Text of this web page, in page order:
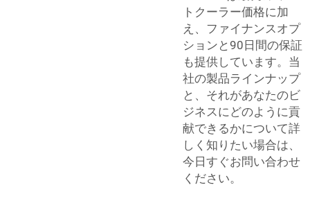
トクーラー価格に加
え、ファイナンスオプ
ションと90日間の保証
も提供しています。当
社の製品ラインナップ
と、それがあなたのビ
ジネスにどのように貢
献できるかについて詳
しく知りたい場合は、
今日すぐお問い合わせ
ください。